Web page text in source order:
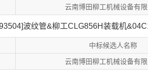
云南博田柳工机械设备有
波纹管&柳工CLG856H装载机
中标候选人名称
云南博田柳工机械设备有